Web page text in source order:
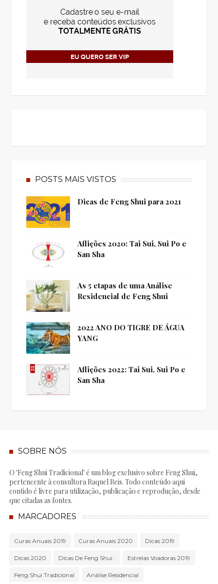
POSTS MAIS VISTOS
Dicas de Feng Shui para 2021
Aflições 2020: Tai Sui, Sui Po e
San Sha
As 5 etapas de uma Análise
Residencial de Feng Shui
2022 ANO DO TIGRE DE ÁGUA
YANG
Aflições 2022: Tai Sui, Sui Po e
San Sha
SOBRE NÓS
O 'Feng Shui Tradicional' é um blog exclusivo sobre Feng Shui,
pertencente à consultora Raquel Reis. Todo conteúdo aqui
contido é livre para utilização, publicação e reprodução, desde
que citadas as fontes.
MARCADORES
Curas Anuais 2019 Curas Anuais 2020 Dicas 2019
Dicas 2020 Dicas De Feng Shui . Estrelas Voadoras 2019
Feng Shui Tradicional Análise Residencial